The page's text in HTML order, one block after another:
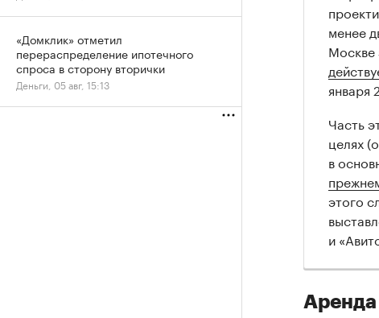
менее
Москве
января
Часть
целях
в
этого
и
Аренда
«Домклик» отметил
перераспределение ипотечного
спроса в сторону вторички
Деньги, 05 авг, 15:13